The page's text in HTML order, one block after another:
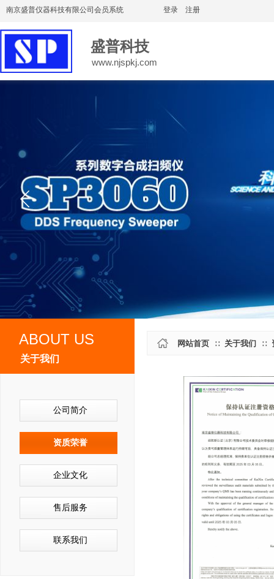
登录 注册
南京盛普仪器科技有限公司会员系统
盛普科技
www.njspkj.com
ABOUT US
关于我们
网站首页 ∷ 关于我们 ∷
公司简介
资质荣誉
企业文化
售后服务
联系我们